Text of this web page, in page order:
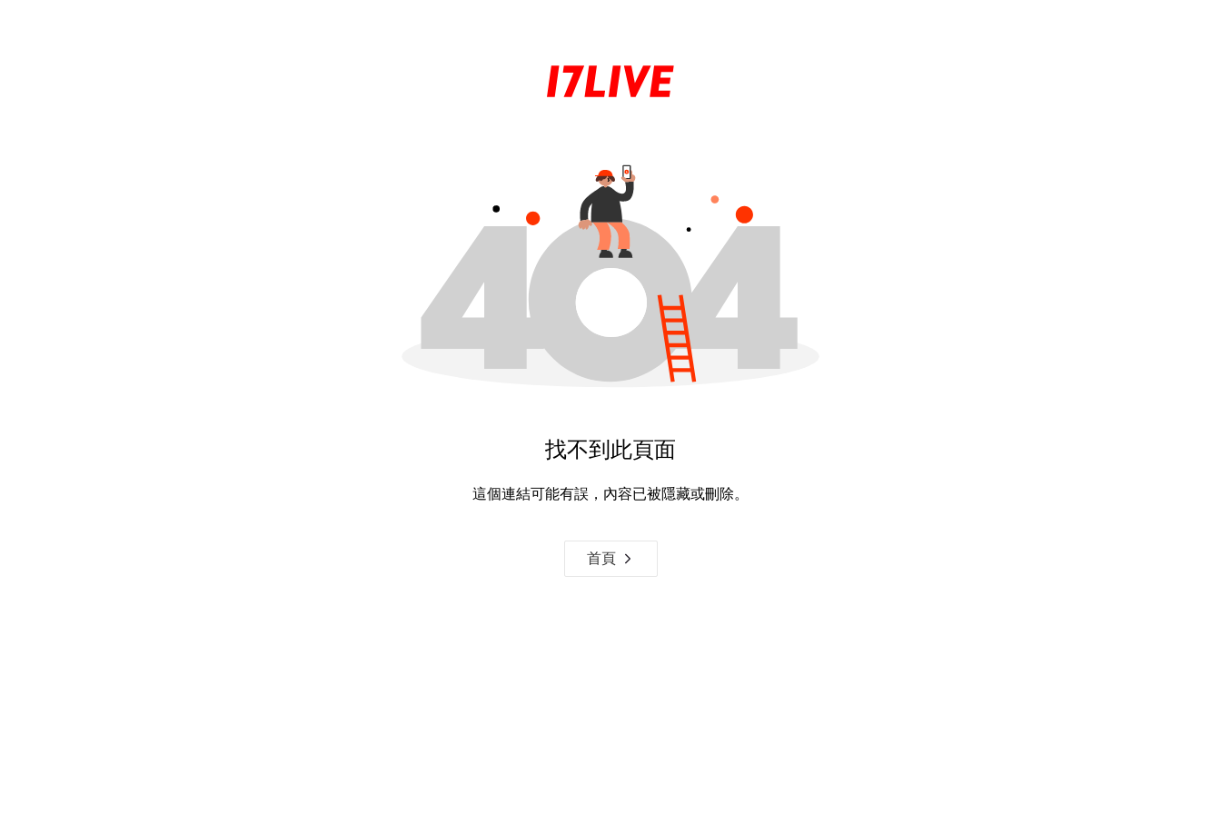
找不到此頁面
這個連結可能有誤，內容已被隱藏或刪除。
首頁